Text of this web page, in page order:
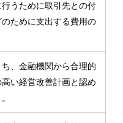
うために取引先との付
ために支出する費用の
、金融機関から合理的
い経営改善計画と認め